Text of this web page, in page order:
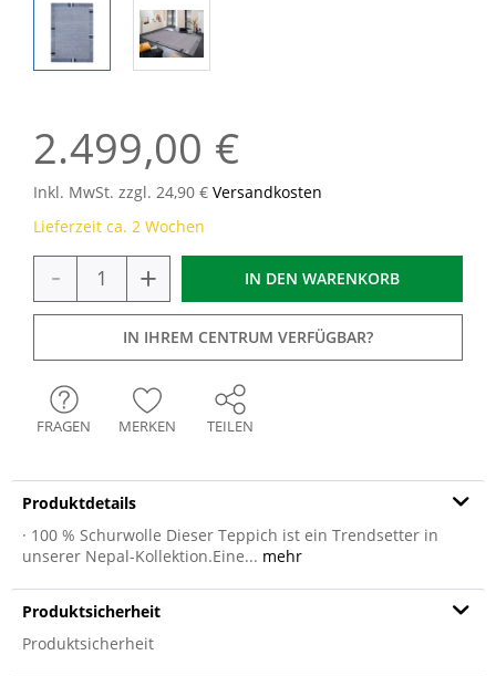
2.499,00 €
Inkl. MwSt. zzgl. 24,90 € Versandkosten
Lieferzeit ca. 2 Wochen
- + IN DEN WARENKORB
IN IHREM CENTRUM VERFÜGBAR?
FRAGEN MERKEN TEILEN
Produktdetails
· 100 % Schurwolle Dieser Teppich ist ein Trendsetter in
unserer Nepal-Kollektion.Eine... mehr
Produktsicherheit
Produktsicherheit